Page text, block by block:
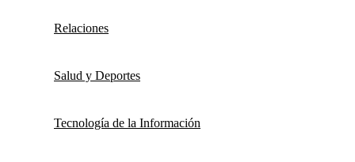
Relaciones
Salud y Deportes
Tecnología de la Información